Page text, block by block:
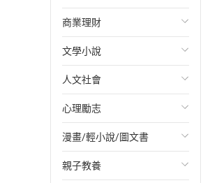
商業理財
投資理財
經濟/趨勢
財務/金融
管理/領導
職場工作術
文學小說
歐美文學
日本文學
韓國文學
華文文學
人文社會
國際關係
政治
社會科學
心理勵志
心靈成長/情緒
人際關係
漫畫/輕小說/圖文書
輕小說
親子教養